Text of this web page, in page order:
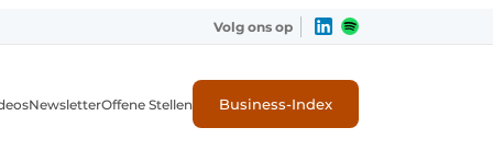
Volg ons op
NewsletterOffene Stellen Business-Index